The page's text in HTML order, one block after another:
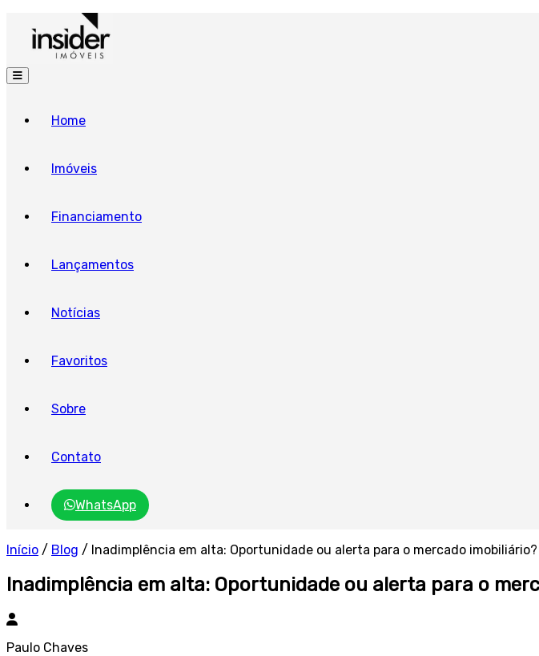
Home
Imóveis
Financiamento
Lançamentos
Notícias
Favoritos
Sobre
Contato
WhatsApp
Início / Blog / Inadimplência em alta: Oportunidade ou alerta para o mercado imobiliário?
Inadimplência em alta: Oportunidade ou alerta para o
Paulo Chaves